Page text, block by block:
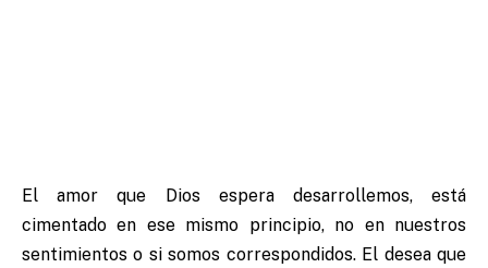
El amor que Dios espera desarrollemos, está
cimentado en ese mismo principio, no en nuestros
sentimientos o si somos correspondidos. El desea que